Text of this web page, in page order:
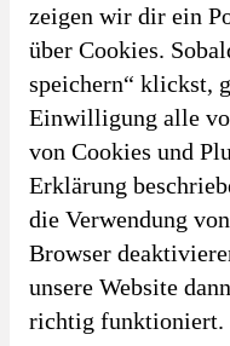
zeigen wir dir ein
über Cookies.
speichern“ klickst,
Einwilligung alle
von Cookies und
Erklärung
die Verwendung
Browser
unsere Website
richtig funktioniert.